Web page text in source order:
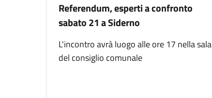
Referendum, esperti a confronto
sabato 21 a Siderno
L'incontro avrà luogo alle ore 17 nella sala
del consiglio comunale